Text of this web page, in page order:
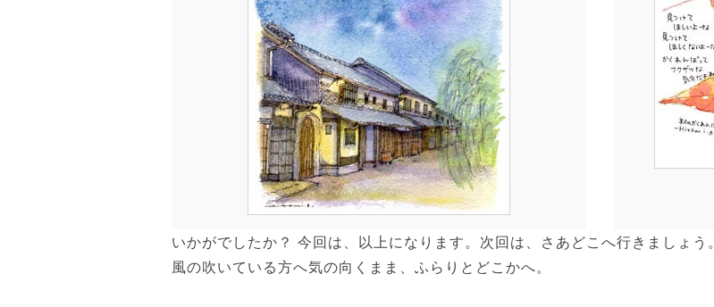
いかがでしたか？ 今回は、以上になります。次回は、さあどこへ行きましょう。
風の吹いている方へ気の向くまま、ふらりとどこかへ。